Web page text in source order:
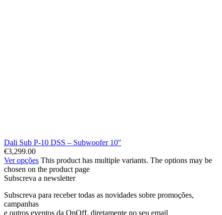
Dali Sub P-10 DSS – Subwoofer 10″
€3,299.00
Ver opções This product has multiple variants. The options may be
chosen on the product page
Subscreva a newsletter
Subscreva para receber todas as novidades sobre promoções,
campanhas
e outros eventos da OnOff, diretamente no seu email